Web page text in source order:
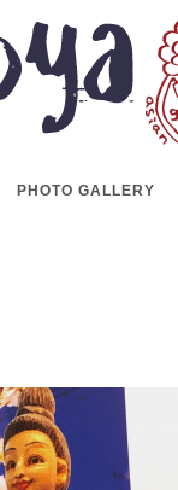
PHOTO GALLERY